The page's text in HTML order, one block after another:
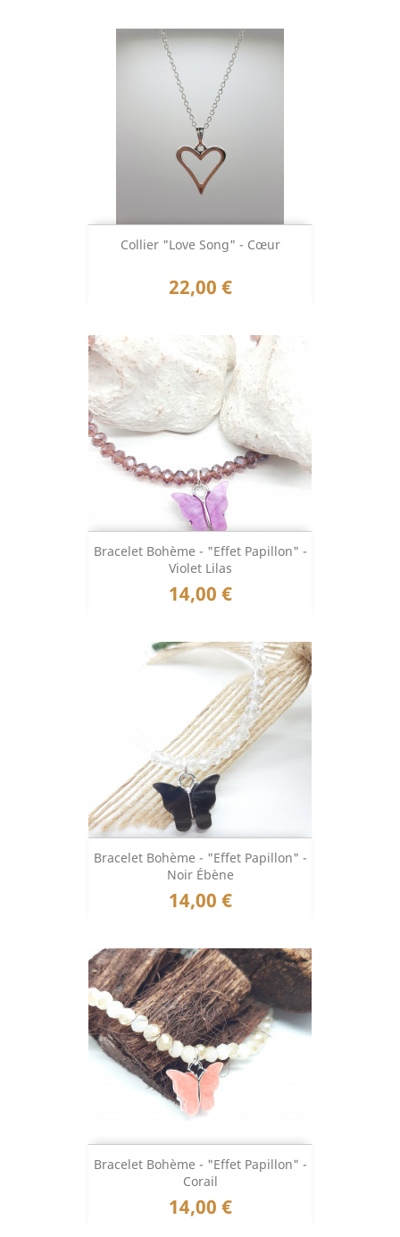
Collier "Love Song" - Cœur
Prix
22,00 €
Bracelet Bohème - "Effet Papillon" -
Violet Lilas
Prix
14,00 €
Bracelet Bohème - "Effet Papillon" -
Noir Ébène
Prix
14,00 €
Bracelet Bohème - "Effet Papillon" -
Corail
Prix
14,00 €